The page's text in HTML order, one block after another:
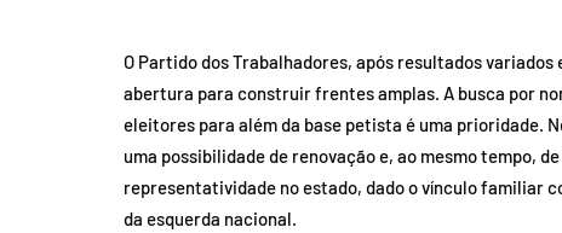
O Partido dos Trabalhadores, após resultados
abertura para construir frentes amplas. A busca por
eleitores para além da base petista é uma prioridade.
uma possibilidade de renovação e, ao mesmo tempo,
representatividade no estado, dado o vínculo familiar
da esquerda nacional.